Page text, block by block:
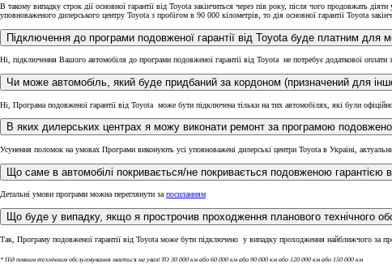
Від
Land Cruiser Prado
В такому випадку строк дії основної гарантії від Toyota закінчиться через пів року, після чого продовжать
уповноваженого дилерського центру Toyota з пробігом в 90 000 кілометрів, то дія основної гарантії Toyota
Підключення до програми подовженої гарантії від Toyota буде
Ні, підключення Вашого автомобіля до програми подовженої гарантії від Toyota не потребує додаткової оплати
Ні, Програма подовженої гарантії від Toyota може бути підключена тільки на тих автомобілях, які були
В яких дилерських центрах я можу виконати ремонт за програмою подовженої
Усунення поломок на умовах Програми виконують усі уповноважені дилерські центри Toyota в Україні,
Детальні умови програми можна переглянути запосиланням
Що буде у випадку, якщо я прострочив проходження планового технічного
Так, Програму подовженої гарантії від Toyota може бути підключено у випадку проходження найближчого за
* Під повним технічним обслуговування мається на увазі ТО 30 000 км або 60 000 км або 90 000 км або 120 000 км або 150 000 км